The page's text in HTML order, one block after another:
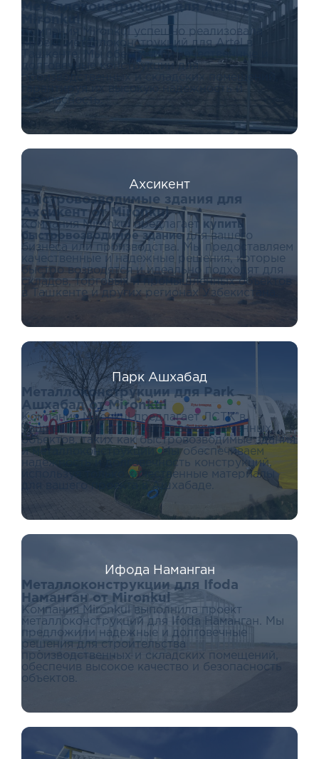
Металлоконструкции для Artel от
Mironkul
Компания Mironkul успешно реализовала
проект металлоконструкций для Artel в
Ташкенте. Мы обеспечили качественные и
долговечные конструкции для
производственных и складских помещений,
гарантируя их высокую надежность и
безопасность.
Ахсикент
Быстровозводимые здания для
Ахсикент от Mironkul
Компания Mironkul предлагает купить
быстровозводимое зданиедля вашего
бизнеса или производства. Мы предоставляем
качественные и надежные решения, которые
быстро возводятся и идеально подходят для
складов, торговых и промышленных объектов
в Ташкенте и других регионах Узбекистана.
Парк Ашхабад
Металлоконструкции для Park
Ашхабад от Mironkul
Компания Mironkul предлагает ЛСТК в
Ташкенте для строительства современных
объектов, таких как быстровозводимые здания
и металлоконструкции. Мы обеспечиваем
надежность и долговечность конструкций,
используя только качественные материалы
для вашего проекта в Ашхабаде.
Ифода Наманган
Металлоконструкции для Ifoda
Наманган от Mironkul
Компания Mironkul выполнила проект
металлоконструкций для Ifoda Наманган. Мы
предложили надежные и долговечные
решения для строительства
производственных и складских помещений,
обеспечив высокое качество и безопасность
объектов.